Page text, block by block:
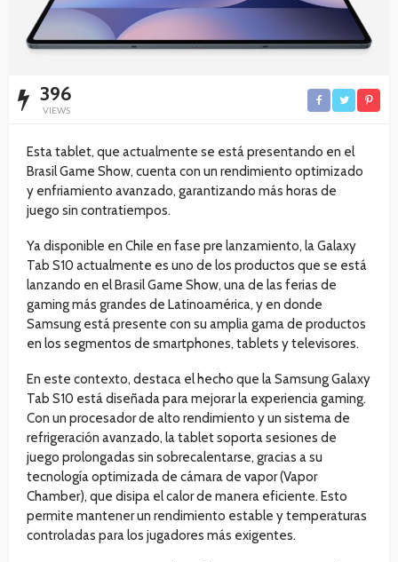
396
VIEWS
Esta tablet, que actualmente se está presentando en el
Brasil Game Show, cuenta con un rendimiento optimizado
y enfriamiento avanzado, garantizando más horas de
juego sin contratiempos.
Ya disponible en Chile en fase pre lanzamiento, la Galaxy
Tab S10 actualmente es uno de los productos que se está
lanzando en el Brasil Game Show, una de las ferias de
gaming más grandes de Latinoamérica, y en donde
Samsung está presente con su amplia gama de productos
en los segmentos de smartphones, tablets y televisores.
En este contexto, destaca el hecho que la Samsung Galaxy
Tab S10 está diseñada para mejorar la experiencia gaming.
Con un procesador de alto rendimiento y un sistema de
refrigeración avanzado, la tablet soporta sesiones de
juego prolongadas sin sobrecalentarse, gracias a su
tecnología optimizada de cámara de vapor (Vapor
Chamber), que disipa el calor de manera eficiente. Esto
permite mantener un rendimiento estable y temperaturas
controladas para los jugadores más exigentes.